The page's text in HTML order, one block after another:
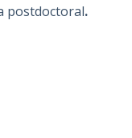
postdoctoral.